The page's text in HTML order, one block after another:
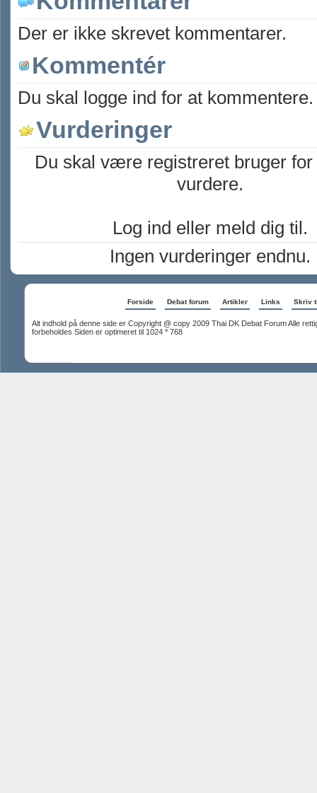
Der er ikke skrevet kommentarer.
Kommentér
Du skal logge ind for at kommentere.
Vurderinger
Du skal være registreret bruger for
vurdere.
Log ind eller meld dig til.
Ingen vurderinger endnu.
Forside Debat forum Artikler Links Skriv
Alt indhold på denne side er Copyright @ copy 2009 Thai DK Debat Forum Alle
forbeholdes Siden er optimeret til 1024 * 768